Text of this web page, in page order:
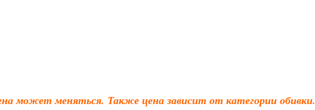
может меняться. Также цена зависит от категории обивки.